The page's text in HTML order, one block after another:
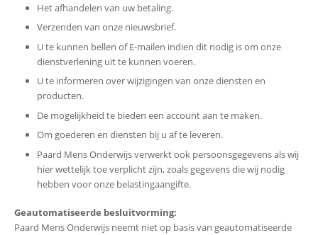
Het afhandelen van uw betaling.
Verzenden van onze nieuwsbrief.
U te kunnen bellen of E-mailen indien dit nodig is om onze
dienstverlening uit te kunnen voeren.
U te informeren over wijzigingen van onze diensten en
producten.
De mogelijkheid te bieden een account aan te maken.
Om goederen en diensten bij u af te leveren.
Paard Mens Onderwijs verwerkt ook persoonsgegevens als wij
hier wettelijk toe verplicht zijn, zoals gegevens die wij nodig
hebben voor onze belastingaangifte.
Geautomatiseerde besluitvorming:
Paard Mens Onderwijs neemt niet op basis van geautomatiseerde